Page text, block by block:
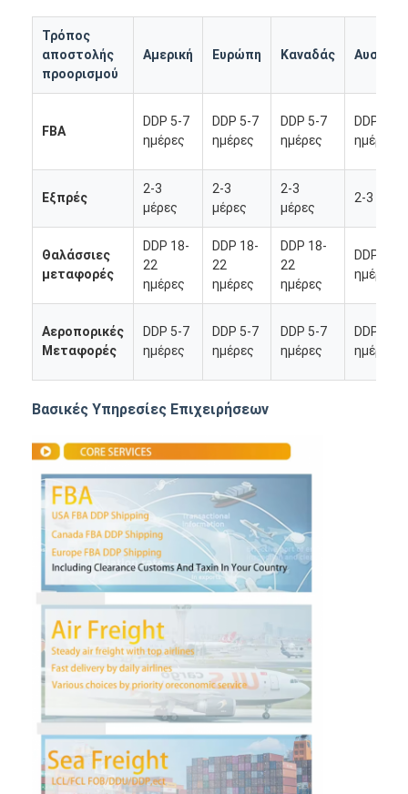
Αρχική Σελίδα
Προϊόντα
Σχετικά με εμάς
Γύρος εργοστασίων
Ποιοτικός έλεγχος
επαφή
Διεθνές φορτίο μπροστινό
Εναέρια μεταφορά μπροστινή
θαλάσσιο φορτίο
DDP Ναυτιλία από την Κίνα
Τρόπος
αποστολής
προορισμού
Αμερική Ευρώπη Καναδάς
FBA
DDP 5-7
ημέρες
DDP 5-7
ημέρες
DDP 5-7
ημέρες
DDP 5-7
ημέρες
Εξπρές
2-3
μέρες
2-3
μέρες
2-3
μέρες
2-3
Θαλάσσιες
μεταφορές
DDP 18-
22
ημέρες
DDP 18-
22
ημέρες
DDP 18-
22
ημέρες
DDP 18-
ημέρες
Αεροπορικές
Μεταφορές
DDP 5-7
ημέρες
DDP 5-7
ημέρες
DDP 5-7
ημέρες
DDP 5-7
ημέρες
Βασικές Υπηρεσίες Επιχειρήσεων